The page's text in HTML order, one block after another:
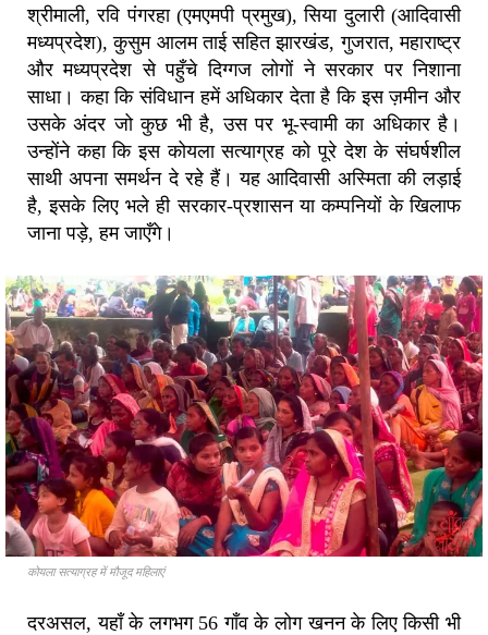
श्रीमाली, रवि पंगरहा (एमएमपी प्रमुख), सिया दुलारी (आदिवासी
मध्यप्रदेश), कुसुम आलम ताई सहित झारखंड, गुजरात, महाराष्ट्र
और मध्यप्रदेश से पहुँचे दिग्गज लोगों ने सरकार पर निशाना
साधा। कहा कि संविधान हमें अधिकार देता है कि इस ज़मीन और
उसके अंदर जो कुछ भी है, उस पर भू-स्वामी का अधिकार है।
उन्होंने कहा कि इस कोयला सत्याग्रह को पूरे देश के संघर्षशील
साथी अपना समर्थन दे रहे हैं। यह आदिवासी अस्मिता की लड़ाई
है, इसके लिए भले ही सरकार-प्रशासन या कम्पनियों के खिलाफ
जाना पड़े, हम जाएँगे।
कोयला सत्याग्रह में मौजूद महिलाएं
दरअसल, यहाँ के लगभग 56 गाँव के लोग खनन के लिए किसी भी